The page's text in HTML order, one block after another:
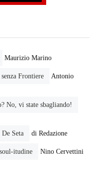
Maurizio Marino
Frontiere
Antonio
No, vi state sbagliando!
Seta di Redazione
itudine Nino Cervettini